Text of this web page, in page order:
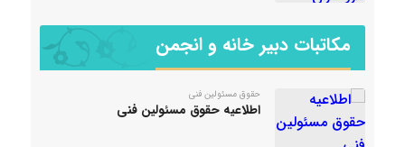
مکاتبات دبیر خانه و انجمن
حقوق مسئولین فنی
اطلاعیه حقوق مسئولین فنی